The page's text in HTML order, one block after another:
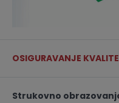
OSIGURAVANJE
Strukovno